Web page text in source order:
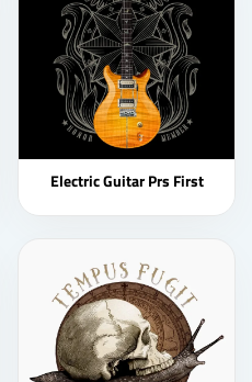
Electric Guitar Prs First